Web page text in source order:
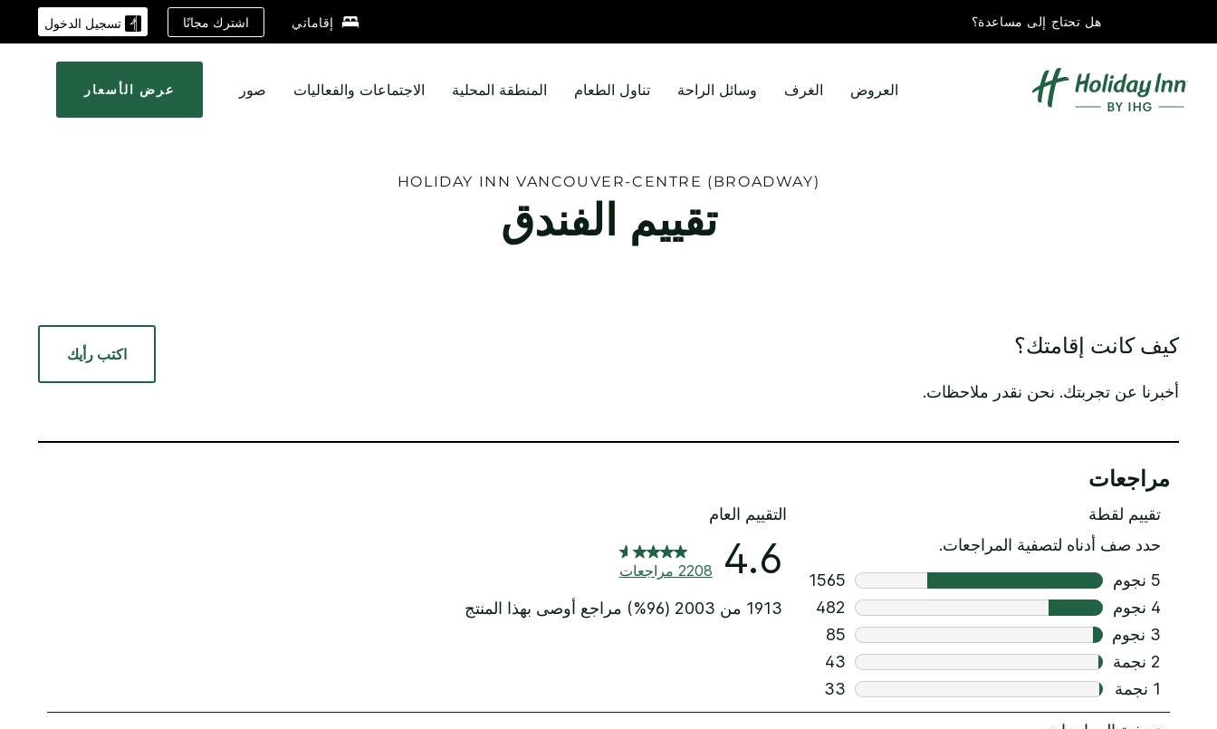
هل تحتاج إلى مساعدة؟ إقاماتي اشترك مجانًا تسجيل الدخول
العروض الغرف وسائل الراحة تناول الطعام المنطقة المحلية الاجتماعات والفعاليات صور عرض الأسعار
HOLIDAY INN VANCOUVER-CENTRE (BROADWAY)
تقييم الفندق
كيف كانت إقامتك؟
أخبرنا عن تجربتك. نحن نقدر ملاحظات.
اكتب رأيك